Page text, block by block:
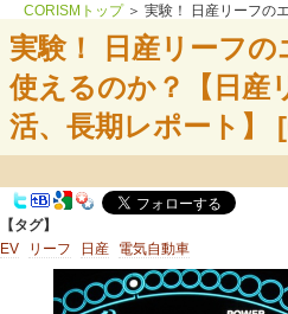
CORISMトップ＞ 実験！ 日産リーフの
実験！ 日産リーフ
使えるのか？【日産
活、長期レポート】
【タグ】
EV
リーフ 日産 電気自動車